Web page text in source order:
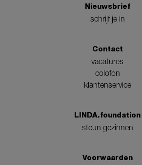
Nieuwsbrief
schrijf je in
Contact
vacatures
colofon
klantenservice
LINDA.foundation
steun gezinnen
Voorwaarden